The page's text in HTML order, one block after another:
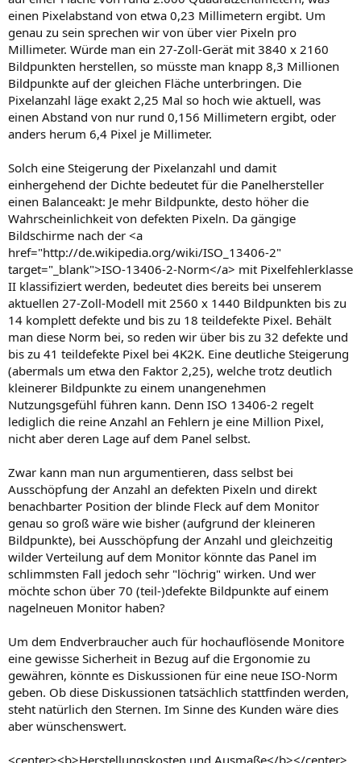
einen Pixelabstand von etwa 0,23 Millimetern ergibt. Um
genau zu sein sprechen wir von über vier Pixeln pro
Millimeter. Würde man ein 27-Zoll-Gerät mit 3840 x 2160
Bildpunkten herstellen, so müsste man knapp 8,3 Millionen
Bildpunkte auf der gleichen Fläche unterbringen. Die
Pixelanzahl läge exakt 2,25 Mal so hoch wie aktuell, was
einen Abstand von nur rund 0,156 Millimetern ergibt, oder
anders herum 6,4 Pixel je Millimeter.
Solch eine Steigerung der Pixelanzahl und damit
einhergehend der Dichte bedeutet für die Panelhersteller
einen Balanceakt: Je mehr Bildpunkte, desto höher die
Wahrscheinlichkeit von defekten Pixeln. Da gängige
Bildschirme nach der <a
href="http://de.wikipedia.org/wiki/ISO_13406-2"
target="_blank">ISO-13406-2-Norm</a> mit Pixelfehlerklasse
II klassifiziert werden, bedeutet dies bereits bei unserem
aktuellen 27-Zoll-Modell mit 2560 x 1440 Bildpunkten bis zu
14 komplett defekte und bis zu 18 teildefekte Pixel. Behält
man diese Norm bei, so reden wir über bis zu 32 defekte und
bis zu 41 teildefekte Pixel bei 4K2K. Eine deutliche Steigerung
(abermals um etwa den Faktor 2,25), welche trotz deutlich
kleinerer Bildpunkte zu einem unangenehmen
Nutzungsgefühl führen kann. Denn ISO 13406-2 regelt
lediglich die reine Anzahl an Fehlern je eine Million Pixel,
nicht aber deren Lage auf dem Panel selbst.
Zwar kann man nun argumentieren, dass selbst bei
Ausschöpfung der Anzahl an defekten Pixeln und direkt
benachbarter Position der blinde Fleck auf dem Monitor
genau so groß wäre wie bisher (aufgrund der kleineren
Bildpunkte), bei Ausschöpfung der Anzahl und gleichzeitig
wilder Verteilung auf dem Monitor könnte das Panel im
schlimmsten Fall jedoch sehr "löchrig" wirken. Und wer
möchte schon über 70 (teil-)defekte Bildpunkte auf einem
nagelneuen Monitor haben?
Um dem Endverbraucher auch für hochauflösende Monitore
eine gewisse Sicherheit in Bezug auf die Ergonomie zu
gewähren, könnte es Diskussionen für eine neue ISO-Norm
geben. Ob diese Diskussionen tatsächlich stattfinden werden,
steht natürlich den Sternen. Im Sinne des Kunden wäre dies
aber wünschenswert.
<center><b>Herstellungskosten und Ausmaße</b></center>